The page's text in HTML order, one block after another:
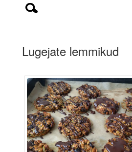
Lugejate lemmikud